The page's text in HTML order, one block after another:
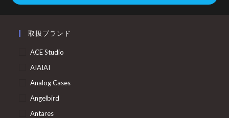
取扱ブランド
ACE Studio
AIAIAI
Analog Cases
Angelbird
Antares